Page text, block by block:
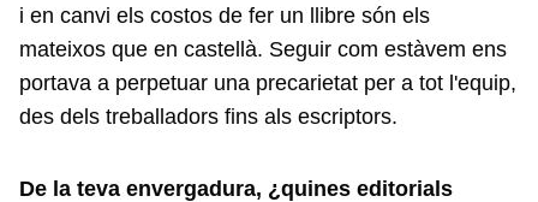
i en canvi els costos de fer un llibre són els
mateixos que en castellà. Seguir com estàvem ens
portava a perpetuar una precarietat per a tot l'equip,
des dels treballadors fins als escriptors.
De la teva envergadura, ¿quines editorials